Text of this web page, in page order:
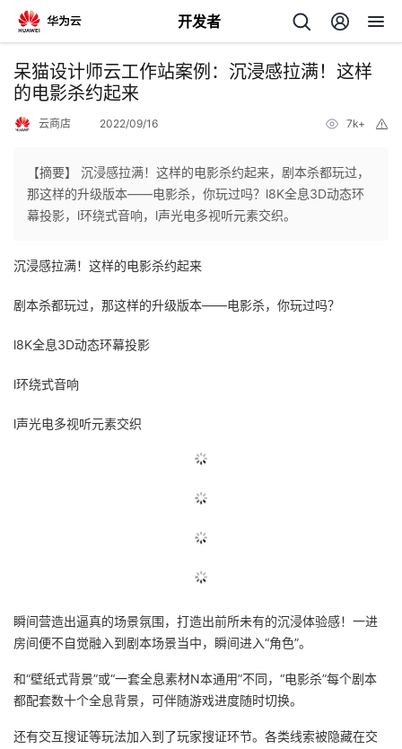
开发者
返
回
个
人
主
页
我
的
开
发
者
坛
圈
子
的
直
播
我
的
活
我
的
我
的
开
发
的
课
程
我
的
认
我
的
我
我
的
Programs
我
的
技
术
支
的
云
声
呆猫设计师云工作站案例：沉浸感拉满！这样
的电影杀约起来
云商店 2022/09/16 7k+
【摘要】 沉浸感拉满！这样的电影杀约起来，剧本杀都玩过，
那这样的升级版本——电影杀，你玩过吗？l8K全息3D动态环
幕投影，l环绕式音响，l声光电多视听元素交织。
沉浸感拉满！这样的电影杀约起来
剧本杀都玩过，那这样的升级版本——电影杀，你玩过吗？
l8K全息3D动态环幕投影
l环绕式音响
l声光电多视听元素交织
瞬间营造出逼真的场景氛围，打造出前所未有的沉浸体验感！一进
房间便不自觉融入到剧本场景当中，瞬间进入“角色”。
和“壁纸式背景”或“一套全息素材N本通用”不同，“电影杀”每个剧本
都配套数十个全息背景，可伴随游戏进度随时切换。
还有交互搜证等玩法加入到了玩家搜证环节。各类线索被隐藏在交